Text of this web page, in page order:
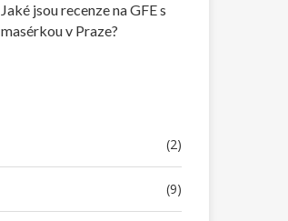
Jaké jsou recenze na GFE s
masérkou v Praze?
(2)
(9)